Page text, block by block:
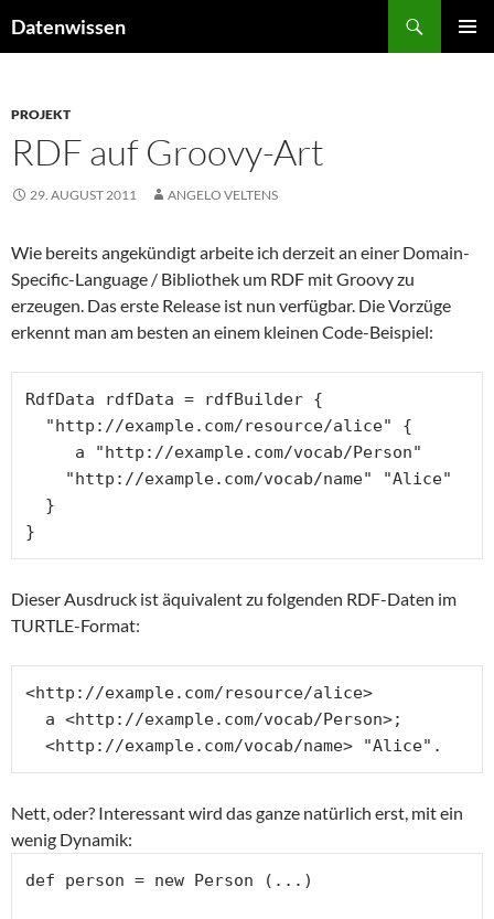
Inhalt
Datenwissen
PROJEKT
RDF auf Groovy-Art
29. AUGUST 2011 ANGELO VELTENS
Wie bereits angekündigt arbeite ich derzeit an einer Domain-
Specific-Language / Bibliothek um RDF mit Groovy zu
erzeugen. Das erste Release ist nun verfügbar. Die Vorzüge
erkennt man am besten an einem kleinen Code-Beispiel:
RdfData rdfData = rdfBuilder {
}
Dieser Ausdruck ist äquivalent zu folgenden RDF-Daten im
TURTLE-Format:
<http://example.com/resource/alice>
  <http://example.com/vocab/name> "Alice".
Nett, oder? Interessant wird das ganze natürlich erst, mit ein
wenig Dynamik:
def person = new Person (...)